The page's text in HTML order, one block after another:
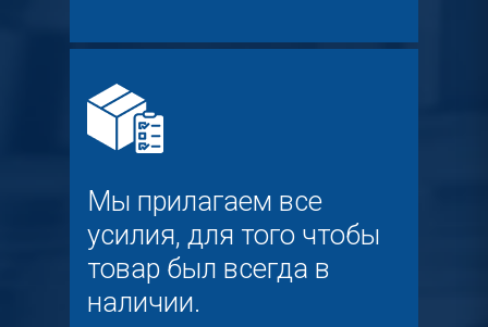
Мы прилагаем все
усилия, для того чтобы
товар был всегда в
наличии.